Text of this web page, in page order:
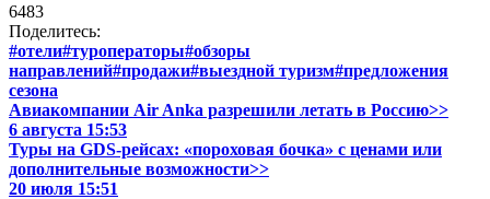
6483
Поделитесь:
#отели#туроператоры#обзоры
направлений#продажи#выездной туризм#предложения
сезона
Авиакомпании Air Anka разрешили летать в Россию>>
6 августа 15:53
Туры на GDS-рейсах: «пороховая бочка» с ценами или
дополнительные возможности>>
20 июля 15:51